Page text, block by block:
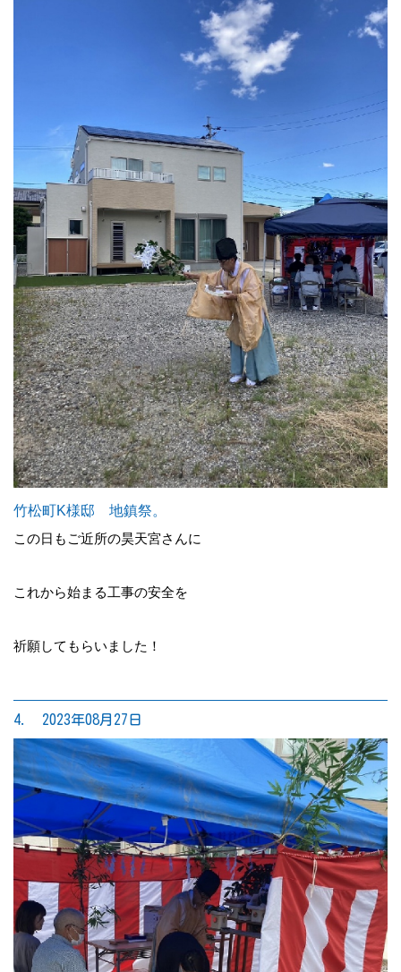
竹松町K様邸 地鎮祭。
この日もご近所の昊天宮さんに
これから始まる工事の安全を
祈願してもらいました！
4. 2023年08月27日